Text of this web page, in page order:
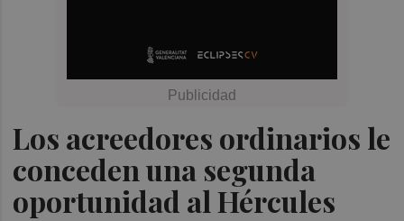
Los acreedores ordinarios le
conceden una segunda
oportunidad al Hércules